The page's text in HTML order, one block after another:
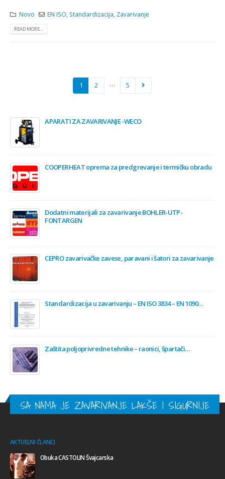
Novo EN ISO Standardizacija Zavarivanje
READ MORE...
1 2 … 5
APARATI ZA ZAVARIVANJE -WECO
COOPERHEAT oprema za predgrevanje i termičku obradu
Dodatni materijali za zavarivanje BOHLER-UTP-
FONTARGEN
CEPRO zavarivačke zavese, paravani i šatori za zavarivanje
Standardizacija u zavarivanju – EN ISO 3834 – EN 1090…
Zaštita poljoprivredne tehnike – raonici, špartači…
SA NAMA JE ZAVARIVANJE LAKŠE I SIGURNIJE
AKTUELNI ČLANCI
Obuka CASTOLIN Švajcarska